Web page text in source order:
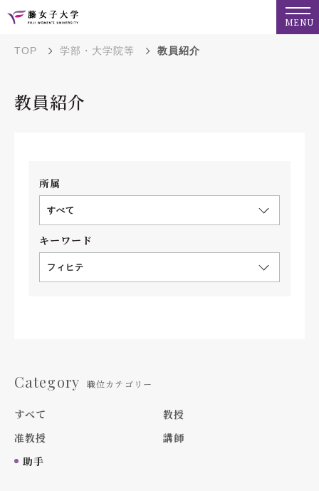
MENU
TOP 学部・大学院等 教員紹介
教員紹介
所属
すべて
キーワード
フィヒテ
Category 職位カテゴリー
すべて
教授
准教授
講師
助手